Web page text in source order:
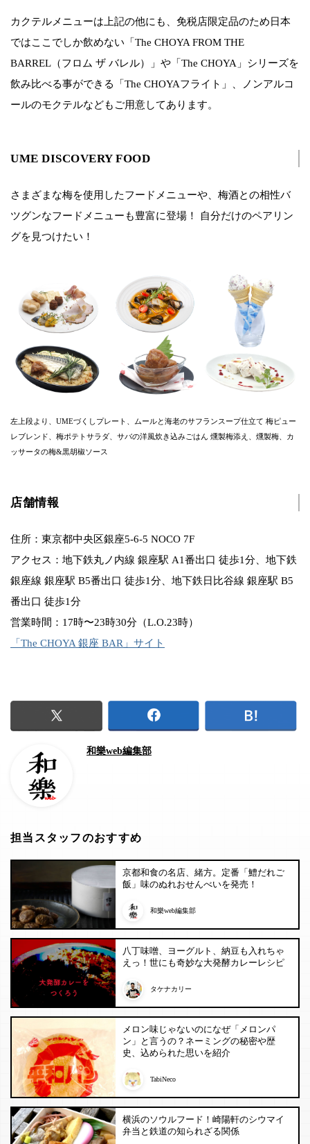
カクテルメニューは上記の他にも、免税店限定品のため日本
ではここでしか飲めない「The CHOYA FROM THE
BARREL（フロム ザ バレル）」や「The CHOYA」シリーズを
飲み比べる事ができる「The CHOYAフライト」、ノンアルコ
ールのモクテルなどもご用意してあります。
UME DISCOVERY FOOD
さまざまな梅を使用したフードメニューや、梅酒との相性バ
ツグンなフードメニューも豊富に登場！ 自分だけのペアリン
グを見つけたい！
左上段より、UMEづくしプレート、ムールと海老のサフランスープ仕立て 梅ピュー
レブレンド、梅ポテトサラダ、サバの洋風炊き込みごはん 燻製梅添え、燻製梅、カ
ッサータの梅&黒胡椒ソース
店舗情報
住所：東京都中央区銀座5-6-5 NOCO 7F
アクセス：地下鉄丸ノ内線 銀座駅 A1番出口 徒歩1分、地下鉄
銀座線 銀座駅 B5番出口 徒歩1分、地下鉄日比谷線 銀座駅 B5
番出口 徒歩1分
営業時間：17時〜23時30分（L.O.23時）
「The CHOYA 銀座 BAR」サイト
和樂web編集部
担当スタッフのおすすめ
京都和食の名店、緒方。定番「鱧だれご
飯」味のぬれおせんべいを発売！
和樂web編集部
八丁味噌、ヨーグルト、納豆も入れちゃ
えっ！世にも奇妙な大発酵カレーレシピ
タケナカリー
メロン味じゃないのになぜ「メロンパ
ン」と言うの？ネーミングの秘密や歴
史、込められた思いを紹介
TabiNeco
横浜のソウルフード！崎陽軒のシウマイ
弁当と鉄道の知られざる関係